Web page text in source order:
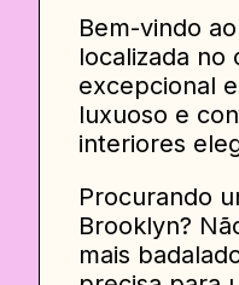
Bem-vindo
localizada no
excepcional
luxuoso e
interiores
Procurando
Brooklyn?
mais